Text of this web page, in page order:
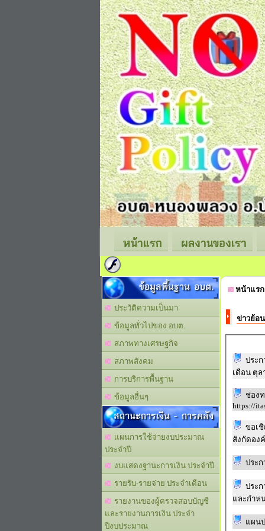
หน้าแรก ผลงานของเรา
ข้อมูลพื้นฐาน อบต.
ประวัติความเป็นมา
ข้อมูลทั่วไปของ อบต.
สภาพทางเศรษฐกิจ
สภาพสังคม
การบริการพื้นฐาน
ข้อมูลอื่นๆ
สถานะการเงิน - การคลัง
แผนการใช้จ่ายงบประมาณ
ประจำปี
งบแสดงฐานะการเงิน ประจำปี
รายรับ-รายจ่าย ประจำเดือน
รายงานของผู้ตรวจสอบบัญชี
และรายงานการเงิน ประจำ
ปีงบประมาณ
หน้าแรก
ข่าวย้อ
ประ
เดือน ตุล
ช่อง
https://
ขอเ
สังกัดอง
ประก
ประ
และกำห
แผน